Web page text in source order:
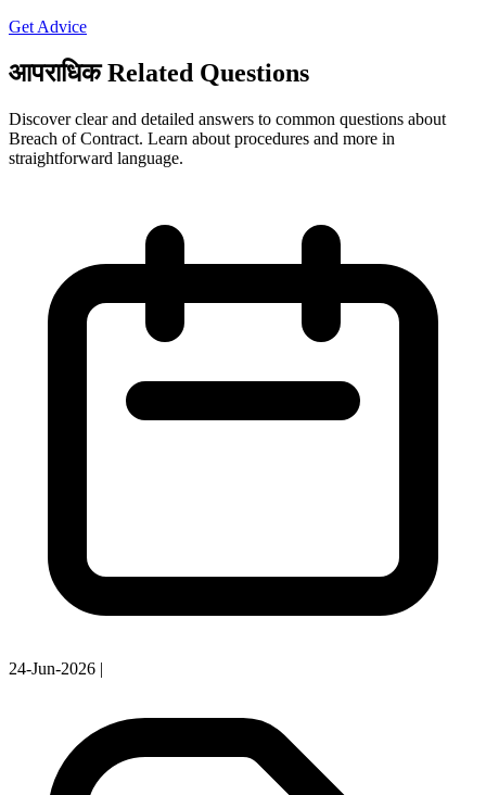
Get Advice
आपराधिक Related Questions
Discover clear and detailed answers to common questions about
Breach of Contract. Learn about procedures and more in
straightforward language.
24-Jun-2026 |